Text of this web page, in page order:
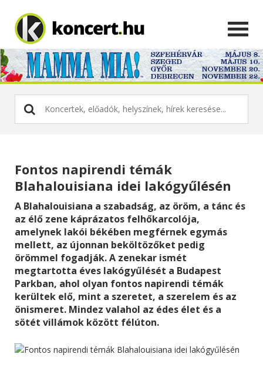
Fontos napirendi témák
Blahalouisiana idei lakógyűlésén
A Blahalouisiana a szabadság, az öröm, a tánc és
az élő zene káprázatos felhőkarcolója,
amelynek lakói békében megférnek egymás
mellett, az újonnan beköltözőket pedig
örömmel fogadják. A zenekar ismét
megtartotta éves lakógyűlését a Budapest
Parkban, ahol olyan fontos napirendi témák
kerültek elő, mint a szeretet, a szerelem és az
önismeret. Mindez valahol az édes élet és a
sötét villámok között félúton.